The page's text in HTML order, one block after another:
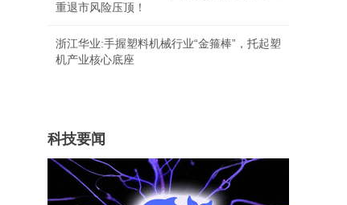
重退市风险压顶！
浙江华业:手握塑料机械行业“金箍棒”，托起塑
机产业核心底座
科技要闻